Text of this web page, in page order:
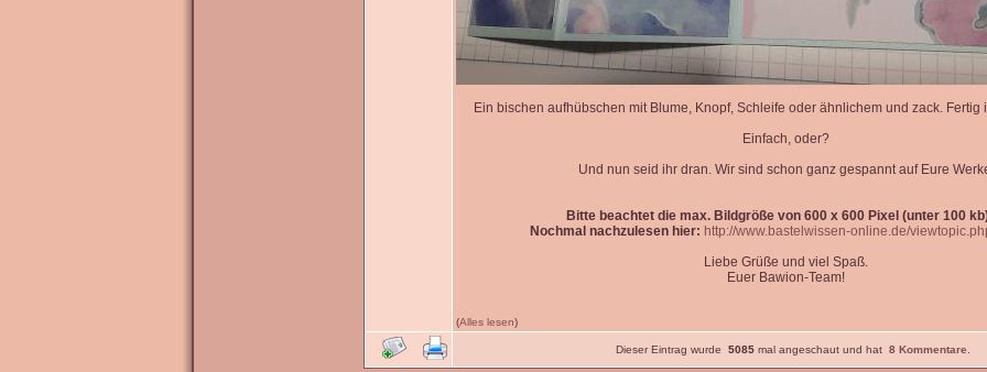
Ein bischen aufhübschen mit Blume, Knopf, Schleife oder ähnlichem und zack. Fertig
Einfach, oder?
Und nun seid ihr dran. Wir sind schon ganz gespannt auf Eure
Bitte beachtet die max. Bildgröße von 600 x 600 Pixel (unter 100
Nochmal nachzulesen hier: http://www.bastelwissen-online.de/
Liebe Grüße und viel Spaß.
Euer Bawion-Team!
(Alles lesen)
Dieser Eintrag wurde 5085mal angeschaut und hat 8 Kommentare